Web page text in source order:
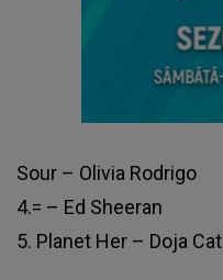
Sour – Olivia Rodrigo
4.= – Ed Sheeran
5. Planet Her – Doja Cat